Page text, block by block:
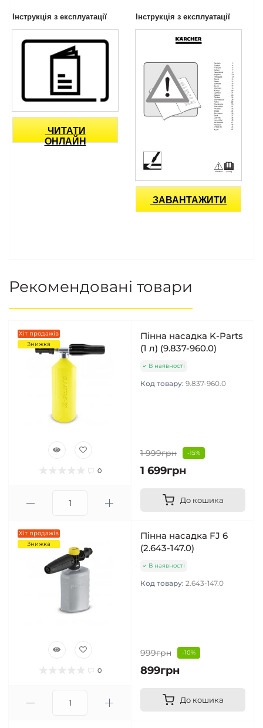
Інструкція з експлуатації
ЧИТАТИ
ОНЛАЙН
Інструкція з експлуатації
ЗАВАНТАЖИТИ
Рекомендовані товари
Хіт продажів
Знижка
0
Пінна насадка K-Parts
(1 л) (9.837-960.0)
В наявності
Код товару: 9.837-960.0
1 999грн -15%
1 699грн
До кошика
Хіт продажів
Знижка
0
Пінна насадка FJ 6
(2.643-147.0)
В наявності
Код товару: 2.643-147.0
999грн -10%
899грн
До кошика